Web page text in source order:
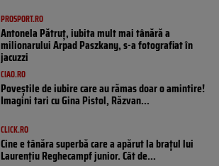
PROSPORT.RO
Antonela Pătruț, iubita mult mai tânără a
milionarului Arpad Paszkany, s-a fotografiat în
jacuzzi
CIAO.RO
Poveştile de iubire care au rămas doar o amintire!
Imagini tari cu Gina Pistol, Răzvan...
CLICK.RO
Cine e tânăra superbă care a apărut la brațul lui
Laurențiu Reghecampf junior. Cât de...